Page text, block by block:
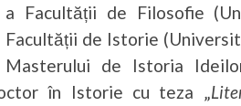
a Facultății de Filosofie
Facultății de Istorie
Masterului de Istoria
în Istorie cu teza „